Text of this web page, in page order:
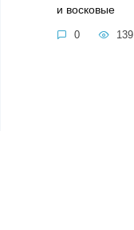
и восковые
0 139